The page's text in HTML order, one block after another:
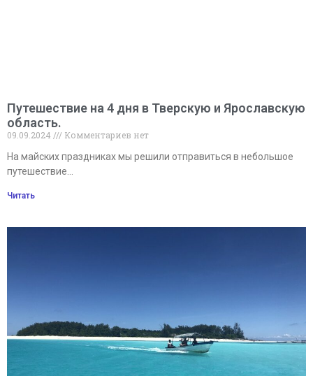
Путешествие на 4 дня в Тверскую и Ярославскую
область.
09.09.2024
Комментариев нет
На майских праздниках мы решили отправиться в небольшое
путешествие…
Читать